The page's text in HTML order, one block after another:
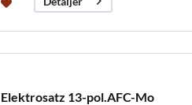
Elektrosatz 13-pol.AFC-Mo